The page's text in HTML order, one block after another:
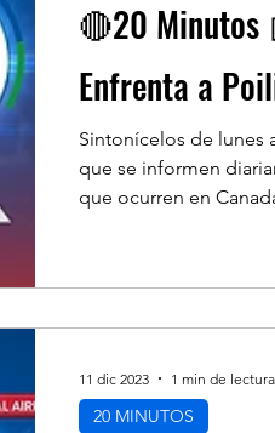
🔴20 Minutos
Enfrenta a
Sintonícelos de lunes
que se informen
que ocurren en
20 MINUTOS
11 dic 2023 1 min de lectura